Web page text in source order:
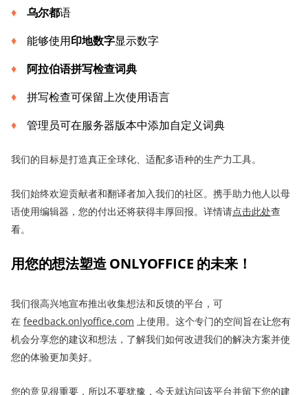
乌尔都语
能够使用印地数字显示数字
阿拉伯语拼写检查词典
拼写检查可保留上次使用语言
管理员可在服务器版本中添加自定义词典
我们的目标是打造真正全球化、适配多语种的生产力工具。
我们始终欢迎贡献者和翻译者加入我们的社区。携手助力他人以母
语使用编辑器，您的付出还将获得丰厚回报。详情请点击此处查
看。
用您的想法塑造 ONLYOFFICE 的未来！
我们很高兴地宣布推出收集想法和反馈的平台，可
在 feedback.onlyoffice.com 上使用。这个专门的空间旨在让您有
机会分享您的建议和想法，了解我们如何改进我们的解决方案并使
您的体验更加美好。
您的意见很重要，所以不要犹豫，今天就访问该平台并留下您的建